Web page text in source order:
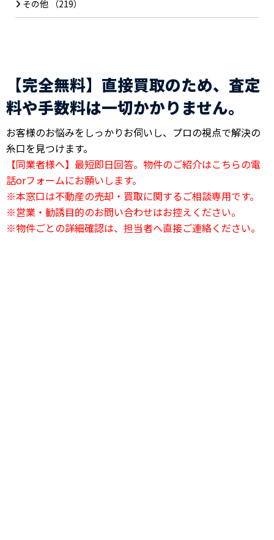
その他 （219）
【完全無料】直接買取のため、査定
料や手数料は一切かかりません。
お客様のお悩みをしっかりお伺いし、プロの視点で解決の
糸口を見つけます。
【同業者様へ】最短即日回答。物件のご紹介はこちらの電
話orフォームにお願いします。
※本窓口は不動産の売却・買取に関するご相談専用です。
※営業・勧誘目的のお問い合わせはお控えください。
※物件ごとの詳細確認は、担当者へ直接ご連絡ください。